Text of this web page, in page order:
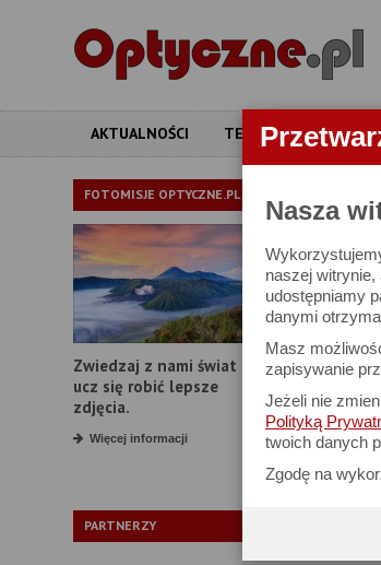
Nasza
naszej witrynie,
udostępniamy
danymi
Masz
zapisywanie
Jeżeli nie
Polityką
twoich danych
Zgodę na
AKTUALNOŚCI TESTY ARTYKUŁY
FOTOMISJE OPTYCZNE.PL
Zwiedzaj z nami świat i
ucz się robić lepsze
zdjęcia.
Więcej informacji
PARTNERZY
W